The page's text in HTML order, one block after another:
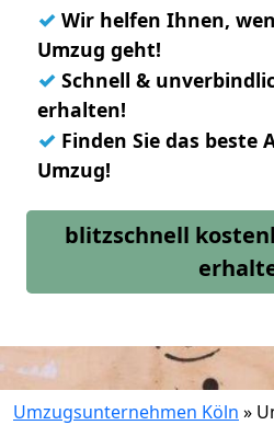
✓ Wir helfen Ihnen,
Umzug geht!
✓ Schnell &
erhalten!
✓ Finden Sie das beste
Umzug!
blitzschnell
Umzugsunternehmen Köln »